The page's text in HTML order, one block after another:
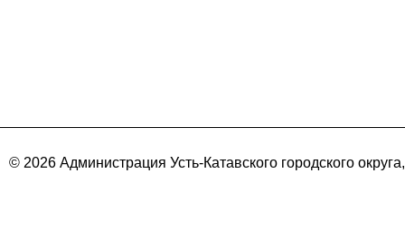
© 2026 Администрация Усть-Катавского городского